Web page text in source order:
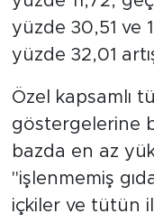
yüzde 30,51 ve
yüzde 32,01
Özel kapsamlı
göstergelerine
bazda en az
"işlenmemiş
içkiler ve tütün